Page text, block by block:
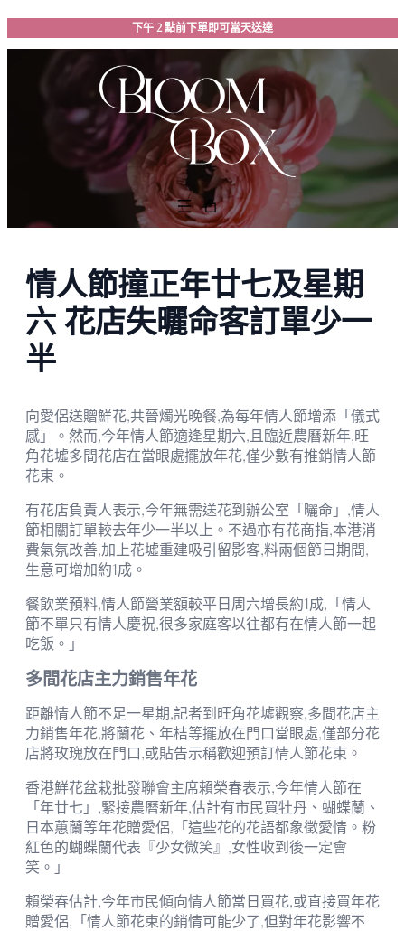
跳
至
下午 2 點前下單即可當天送達
情人節撞正年廿七及星期
六 花店失曬命客訂單少一
半
向愛侶送贈鮮花,共晉燭光晚餐,為每年情人節增添「儀式
感」。然而,今年情人節適逢星期六,且臨近農曆新年,旺
角花墟多間花店在當眼處擺放年花,僅少數有推銷情人節
花束。
有花店負責人表示,今年無需送花到辦公室「曬命」,情人
節相關訂單較去年少一半以上。不過亦有花商指,本港消
費氣氛改善,加上花墟重建吸引留影客,料兩個節日期間,
生意可增加約1成。
餐飲業預料,情人節營業額較平日周六增長約1成,「情人
節不單只有情人慶祝,很多家庭客以往都有在情人節一起
吃飯。」
多間花店主力銷售年花
距離情人節不足一星期,記者到旺角花墟觀察,多間花店主
力銷售年花,將蘭花、年桔等擺放在門口當眼處,僅部分花
店將玫瑰放在門口,或貼告示稱歡迎預訂情人節花束。
香港鮮花盆栽批發聯會主席賴榮春表示,今年情人節在
「年廿七」,緊接農曆新年,估計有市民買牡丹、蝴蝶蘭、
日本蕙蘭等年花贈愛侶,「這些花的花語都象徵愛情。粉
紅色的蝴蝶蘭代表『少女微笑』,女性收到後一定會
笑。」
賴榮春估計,今年市民傾向情人節當日買花,或直接買年花
贈愛侶,「情人節花束的銷情可能少了,但對年花影響不